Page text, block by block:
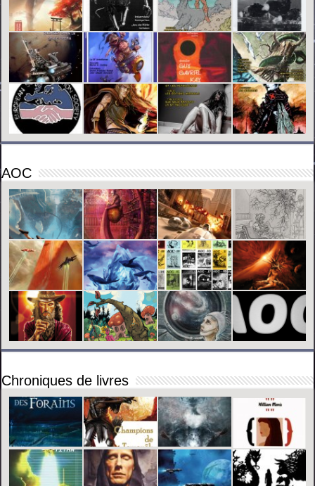
AOC
Chroniques de livres